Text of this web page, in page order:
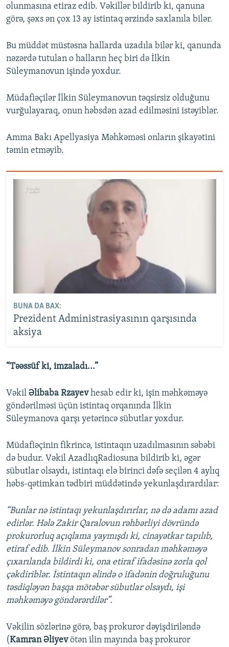
olunmasına etiraz edib. Vəkillər bildirib ki, qanuna
görə, şəxs ən çox 13 ay istintaq ərzində saxlanıla bilər.
Bu müddət müstəsna hallarda uzadıla bilər ki, qanunda
nəzərdə tutulan o halların heç biri də İlkin
Süleymanovun işində yoxdur.
Müdafiəçilər İlkin Süleymanovun təqsirsiz olduğunu
vurğulayaraq, onun həbsdən azad edilməsini istəyiblər.
Amma Bakı Apellyasiya Məhkəməsi onların şikayətini
təmin etməyib.
BUNA DA BAX:
Prezident Administrasiyasının qarşısında
aksiya
“Təəssüf ki, imzaladı...”
Vəkil Əlibaba Rzayevhesab edir ki, işin məhkəməyə
göndərilməsi üçün istintaq orqanında İlkin
Süleymanova qarşı yetərincə sübutlar yoxdur.
Müdafiəçinin fikrincə, istintaqın uzadılmasının səbəbi
də budur. Vəkil AzadlıqRadiosuna bildirib ki, əgər
sübutlar olsaydı, istintaqı elə birinci dəfə seçilən 4 aylıq
həbs-qətimkan tədbiri müddətində yekunlaşdırardılar:
“Bunlar nə istintaqı yekunlaşdırırlar, nə də adamı azad
edirlər. Hələ Zakir Qaralovun rəhbərliyi dövründə
prokurorluq açıqlama yaymışdı ki, cinayətkar tapılıb,
etiraf edib. İlkin Süleymanov sonradan məhkəməyə
çıxarılanda bildirdi ki, ona etiraf ifadəsinə zorla qol
çəkdiriblər. İstintaqın əlində o ifadənin doğruluğunu
təsdiqləyən başqa mötəbər sübutlar olsaydı, işi
məhkəməyə göndərərdilər”.
Vəkilin sözlərinə görə, baş prokuror dəyişdiriləndə
(Kamran Əliyevötən ilin mayında baş prokuror